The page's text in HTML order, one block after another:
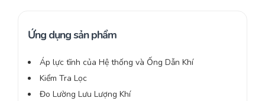
Ứng dụng sản phẩm
Áp lực tĩnh của Hệ thống và Ống Dẫn Khí
Kiểm Tra Lọc
Đo Lường Lưu Lượng Khí